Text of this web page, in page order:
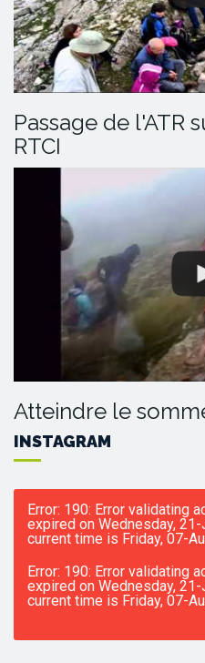
Passage de l'ATR
RTCI
Atteindre le
INSTAGRAM
Error: 190: Error validating
expired on Wednesday,
current time is Friday, 07-
Error: 190: Error validating
expired on Wednesday,
current time is Friday, 07-